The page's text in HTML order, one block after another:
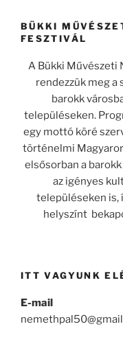
BÜKKI
FESZTIVÁL
A Bükki Művészeti
rendezzük meg a
barokk
településeken.
egy mottó köré
történelmi
elsősorban a
az igényes
településeken is,
helyszínt
ITT VAGYUNK
E-mail